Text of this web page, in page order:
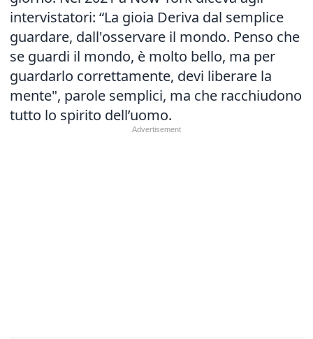
intervistatori: “La gioia Deriva dal semplice
guardare, dall'osservare il mondo. Penso che
se guardi il mondo, è molto bello, ma per
guardarlo correttamente, devi liberare la
mente", parole semplici, ma che racchiudono
tutto lo spirito dell’uomo.